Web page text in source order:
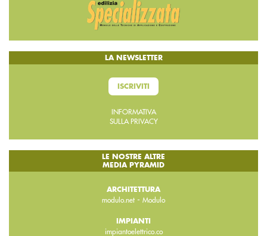
LA NEWSLETTER
ISCRIVITI
INFORMATIVA
SULLA PRIVACY
LE NOSTRE ALTRE
MEDIA PYRAMID
ARCHITETTURA
modulo.net - Modulo
IMPIANTI
impiantoelettrico.co